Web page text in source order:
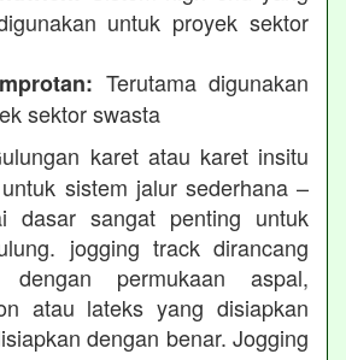
untuk proyek sektor
Terutama digunakan
sektor swasta
karet atau karet insitu
sistem jalur sederhana –
dasar sangat penting untuk
jogging track dirancang
permukaan aspal,
atau lateks yang disiapkan
dengan benar. Jogging